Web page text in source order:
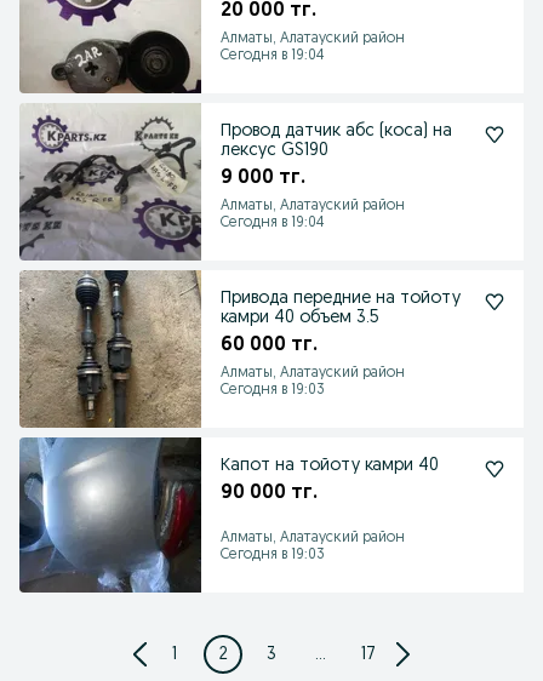
20 000 тг.
Алматы, Алатауский район
Сегодня в 19:04
Провод датчик абс (коса) на
лексус GS190
9 000 тг.
Алматы, Алатауский район
Сегодня в 19:04
Привода передние на тойоту
камри 40 объем 3.5
60 000 тг.
Алматы, Алатауский район
Сегодня в 19:03
Капот на тойоту камри 40
90 000 тг.
Алматы, Алатауский район
Сегодня в 19:03
1 2 3 ... 17